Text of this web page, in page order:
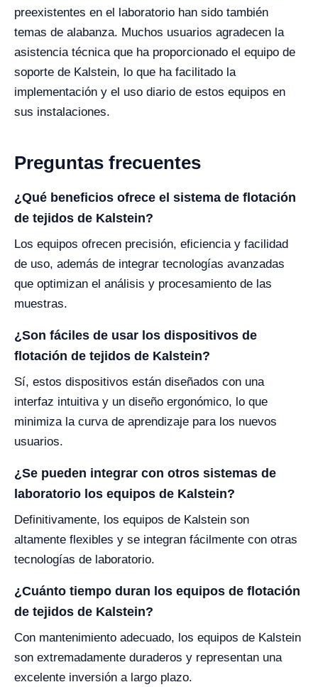
preexistentes en el laboratorio han sido también
temas de alabanza. Muchos usuarios agradecen la
asistencia técnica que ha proporcionado el equipo de
soporte de Kalstein, lo que ha facilitado la
implementación y el uso diario de estos equipos en
sus instalaciones.
Preguntas frecuentes
¿Qué beneficios ofrece el sistema de flotación
de tejidos de Kalstein?
Los equipos ofrecen precisión, eficiencia y facilidad
de uso, además de integrar tecnologías avanzadas
que optimizan el análisis y procesamiento de las
muestras.
¿Son fáciles de usar los dispositivos de
flotación de tejidos de Kalstein?
Sí, estos dispositivos están diseñados con una
interfaz intuitiva y un diseño ergonómico, lo que
minimiza la curva de aprendizaje para los nuevos
usuarios.
¿Se pueden integrar con otros sistemas de
laboratorio los equipos de Kalstein?
Definitivamente, los equipos de Kalstein son
altamente flexibles y se integran fácilmente con otras
tecnologías de laboratorio.
¿Cuánto tiempo duran los equipos de flotación
de tejidos de Kalstein?
Con mantenimiento adecuado, los equipos de Kalstein
son extremadamente duraderos y representan una
excelente inversión a largo plazo.